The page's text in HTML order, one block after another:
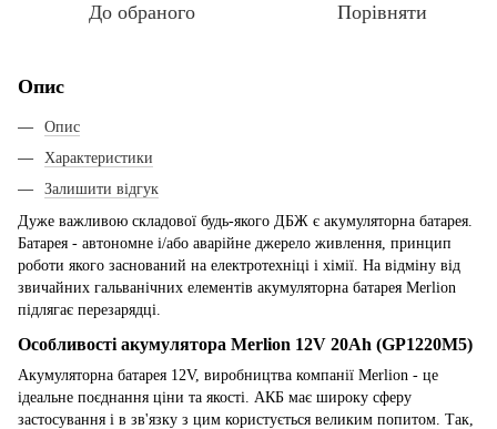
До обраного Порівняти
Опис
Опис
Характеристики
Залишити відгук
Дуже важливою складової будь-якого ДБЖ є акумуляторна батарея.
Батарея - автономне і/або аварійне джерело живлення, принцип
роботи якого заснований на електротехніці і хімії. На відміну від
звичайних гальванічних елементів акумуляторна батарея Merlion
підлягає перезарядці.
Особливості акумулятора Merlion 12V 20Ah (GP1220M5)
Акумуляторна батарея 12V, виробництва компанії Merlion - це
ідеальне поєднання ціни та якості. АКБ має широку сферу
застосування і в зв'язку з цим користується великим попитом. Так,